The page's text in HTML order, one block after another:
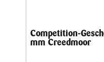
Competition-
mm Creedmoor